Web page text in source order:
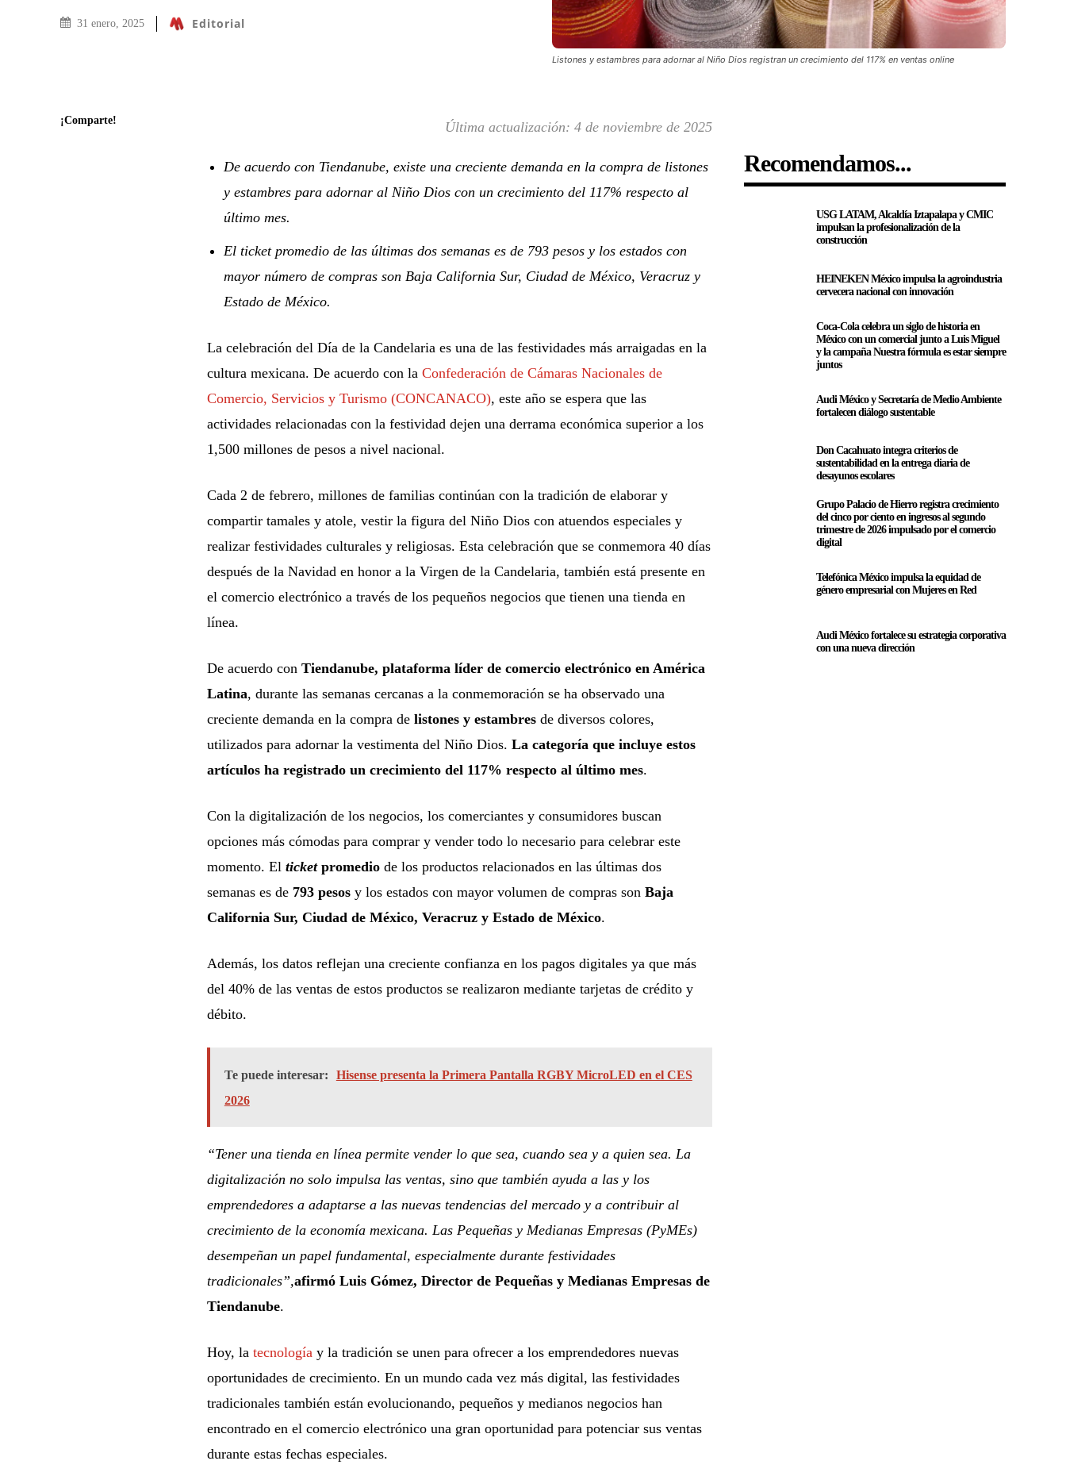
31 enero, 2025 Editorial
Listones y estambres para adornar al Niño Dios registran un crecimiento del 117% en ventas online
¡Comparte! Última actualización:4 de noviembre de 2025
De acuerdo con Tiendanube, existe una creciente demanda en la compra de listones
y estambres para adornar al Niño Dios con un crecimiento del 117% respecto al
último mes.
El ticket promedio de las últimas dos semanas es de 793 pesos y los estados con
mayor número de compras son Baja California Sur, Ciudad de México, Veracruz y
Estado de México.
La celebración del Día de la Candelaria es una de las festividades más arraigadas en la
cultura mexicana. De acuerdo con la Confederación de Cámaras Nacionales de
Comercio, Servicios y Turismo (CONCANACO), este año se espera que las
actividades relacionadas con la festividad dejen una derrama económica superior a los
1,500 millones de pesos a nivel nacional.
Cada 2 de febrero, millones de familias continúan con la tradición de elaborar y
compartir tamales y atole, vestir la figura del Niño Dios con atuendos especiales y
realizar festividades culturales y religiosas. Esta celebración que se conmemora 40 días
después de la Navidad en honor a la Virgen de la Candelaria, también está presente en
el comercio electrónico a través de los pequeños negocios que tienen una tienda en
línea.
De acuerdo con Tiendanube, plataforma líder de comercio electrónico en América
Latina, durante las semanas cercanas a la conmemoración se ha observado una
creciente demanda en la compra de listones y estambresde diversos colores,
utilizados para adornar la vestimenta del Niño Dios. La categoría que incluye estos
artículos ha registrado un crecimiento del 117% respecto al último mes.
Con la digitalización de los negocios, los comerciantes y consumidores buscan
opciones más cómodas para comprar y vender todo lo necesario para celebrar este
momento. El ticket promediode los productos relacionados en las últimas dos
semanas es de 793 pesosy los estados con mayor volumen de compras son Baja
California Sur, Ciudad de México, Veracruz y Estado de México.
Además, los datos reflejan una creciente confianza en los pagos digitales ya que más
del 40% de las ventas de estos productos se realizaron mediante tarjetas de crédito y
débito.
Te puede interesar:
Hisense presenta la Primera Pantalla RGBY MicroLED en el CES
2026
“Tener una tienda en línea permite vender lo que sea, cuando sea y a quien sea. La
digitalización no solo impulsa las ventas, sino que también ayuda a las y los
emprendedores a adaptarse a las nuevas tendencias del mercado y a contribuir al
crecimiento de la economía mexicana. Las Pequeñas y Medianas Empresas (PyMEs)
desempeñan un papel fundamental, especialmente durante festividades
tradicionales”,afirmó Luis Gómez, Director de Pequeñas y Medianas Empresas de
Tiendanube.
Hoy, la tecnología y la tradición se unen para ofrecer a los emprendedores nuevas
oportunidades de crecimiento. En un mundo cada vez más digital, las festividades
tradicionales también están evolucionando, pequeños y medianos negocios han
encontrado en el comercio electrónico una gran oportunidad para potenciar sus ventas
durante estas fechas especiales.
Recomendamos...
USG LATAM, Alcaldía Iztapalapa y CMIC
impulsan la profesionalización de la
construcción
HEINEKEN México impulsa la agroindustria
cervecera nacional con innovación
Coca-Cola celebra un siglo de historia en
México con un comercial junto a Luis Miguel
y la campaña Nuestra fórmula es estar siempre
juntos
Audi México y Secretaría de Medio Ambiente
fortalecen diálogo sustentable
Don Cacahuato integra criterios de
sustentabilidad en la entrega diaria de
desayunos escolares
Grupo Palacio de Hierro registra crecimiento
del cinco por ciento en ingresos al segundo
trimestre de 2026 impulsado por el comercio
digital
Telefónica México impulsa la equidad de
género empresarial con Mujeres en Red
Audi México fortalece su estrategia corporativa
con una nueva dirección